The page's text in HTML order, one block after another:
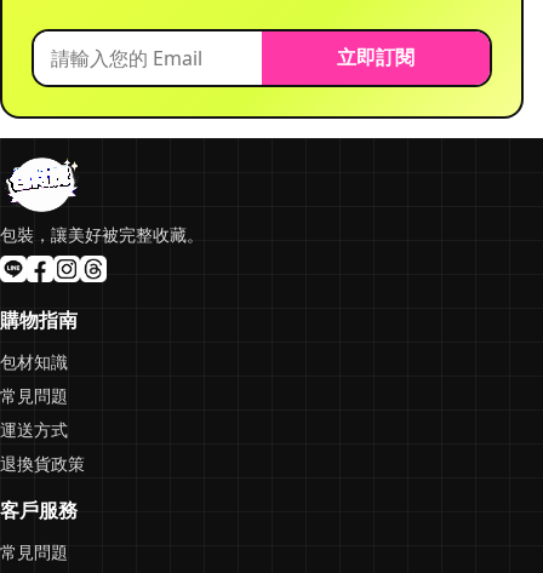
立即訂閱
包裝，讓美好被完整收藏。
購物指南
包材知識
常見問題
運送方式
退換貨政策
客戶服務
常見問題